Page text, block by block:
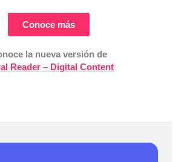
Conoce más
la nueva versión de
Reader – Digital Content